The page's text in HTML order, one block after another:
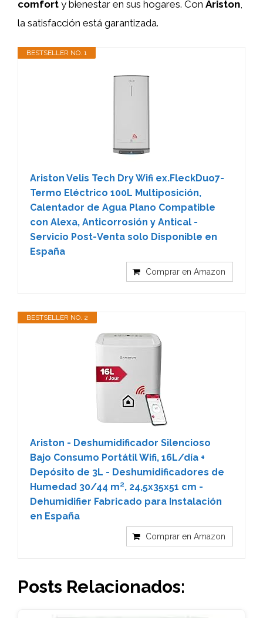
comfort y bienestar en sus hogares. Con Ariston
la satisfacción está garantizada.
BESTSELLER NO. 1
Ariston Velis Tech Dry Wifi ex.FleckDuo7-
Termo Eléctrico 100L Multiposición,
Calentador de Agua Plano Compatible
con Alexa, Anticorrosión y Antical -
Servicio Post-Venta solo Disponible en
España
Comprar en Amazon
BESTSELLER NO. 2
Ariston - Deshumidificador Silencioso
Bajo Consumo Portátil Wifi, 16L/día +
Depósito de 3L - Deshumidificadores de
Humedad 30/44 m², ‎24,5x35x51 cm -
Dehumidifier Fabricado para Instalación
en España
Comprar en Amazon
Posts Relacionados: